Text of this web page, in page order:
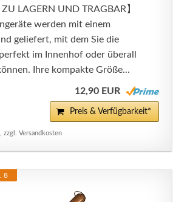
ZU LAGERN UND TRAGBAR】
werden mit einem
geliefert, mit dem Sie die
im Innenhof oder überall
Ihre kompakte Größe...
12,90 EUR
Preis & Verfügbarkeit*
zzgl. Versandkosten
8